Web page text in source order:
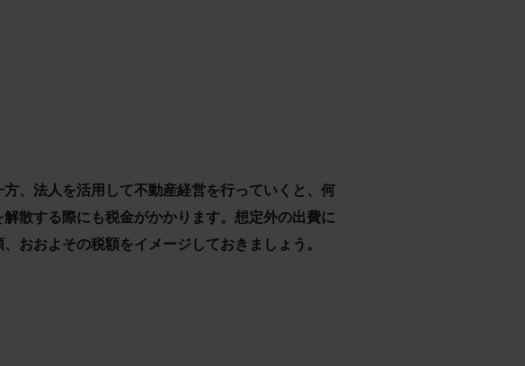
、法人を活用して不動産経営を行っていくと、何
散する際にも税金がかかります。想定外の出費に
おおよその税額をイメージしておきましょう。